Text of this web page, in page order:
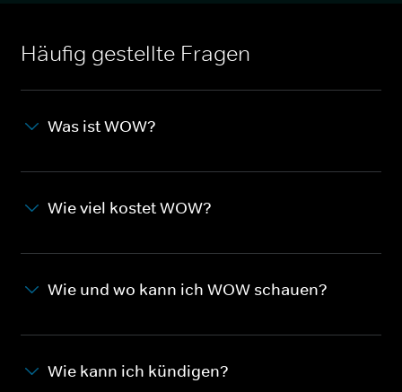
Häufig gestellte Fragen
Was ist WOW?
Wie viel kostet WOW?
Wie und wo kann ich WOW schauen?
Wie kann ich kündigen?